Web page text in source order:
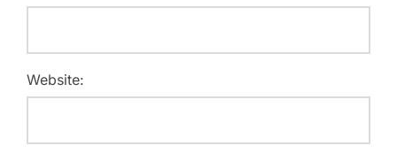
Website: